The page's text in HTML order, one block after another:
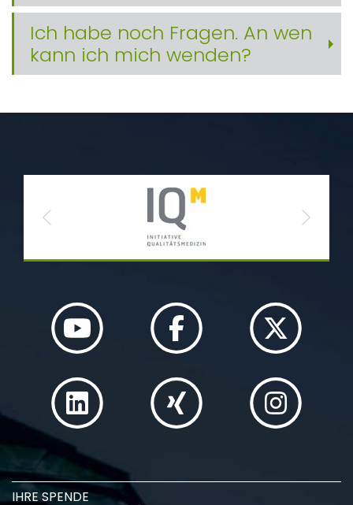
Ich habe noch Fragen. An wen
kann ich mich wenden?
Previous Next
IHRE SPENDE